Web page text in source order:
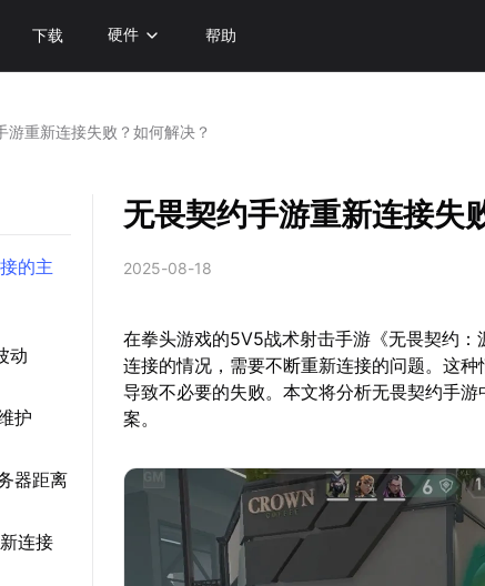
下载 硬件 帮助
游重新连接失败？如何解决？
的主
动
护
器距离
连接
无畏契约手游重新连接失
2025-08-18
在拳头游戏的5V5战术射击手游《无畏契约
连接的情况，需要不断重新连接的问题。这
导致不必要的失败。本文将分析无畏契约手
案。